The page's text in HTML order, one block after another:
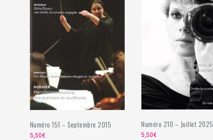
Numéro 151 – Septembre 2015
5,50€
Numéro 210 – Juillet 2025
5,50€